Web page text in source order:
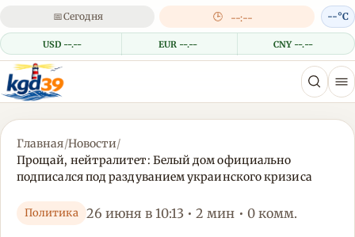
📅Сегодня 🕒 --:--
USD --.-- EUR --.-- CNY --.--
--°C
Главная/Новости/
Прощай, нейтралитет: Белый дом официально
подписался под раздуванием украинского кризиса
Политика 26 июня в 10:13 • 2 мин • 0 комм.